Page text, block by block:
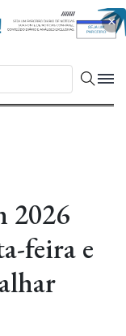
×
2026
feira e